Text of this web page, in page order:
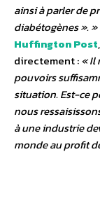
ainsi à parler de
diabétogènes ». »
Huffington Post
directement :« Il
pouvoirs
situation. Est-ce
nous
à une industrie
monde au profit